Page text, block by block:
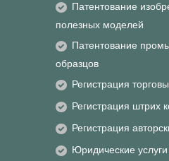
Патентование
полезных моделей
Патентование
образцов
Регистрация
Регистрация штрих
Регистрация
Юридические услуги